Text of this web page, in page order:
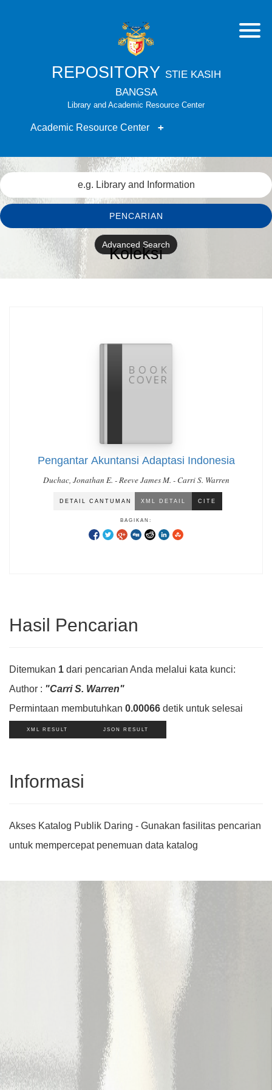
REPOSITORY STIE KASIH
BANGSA
Library and Academic Resource Center
Academic Resource Center
Koleksi
PENCARIAN
Advanced Search
Pengantar Akuntansi Adaptasi Indonesia
Duchac, Jonathan E. - Reeve James M. - Carri S. Warren
DETAIL CANTUMAN XML DETAIL CITE
BAGIKAN:
Hasil Pencarian
Ditemukan 1 dari pencarian Anda melalui kata kunci:
Author : "Carri S. Warren"
Permintaan membutuhkan 0.00066 detik untuk selesai
XML RESULT JSON RESULT
Informasi
Akses Katalog Publik Daring - Gunakan fasilitas pencarian
untuk mempercepat penemuan data katalog
Tipe Koleksi